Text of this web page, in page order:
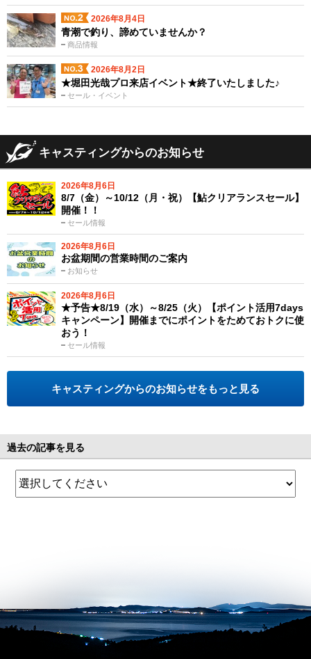
2026年8月4日
商品情報
青潮で釣り、諦めていませんか？
2026年8月2日
セール・イベント
★堀田光哉プロ来店イベント★終了いたしました♪
キャスティングからのお知らせ
2026年8月6日
セール情報
8/7（金）～10/12（月・祝）【鮎クリアランスセール】
開催！！
2026年8月6日
お知らせ
お盆期間の営業時間のご案内
2026年8月6日
セール情報
★予告★8/19（水）～8/25（火）【ポイント活用7days
キャンペーン】開催までにポイントをためておトクに使
おう！
キャスティングからのお知らせをもっと見る
過去の記事を見る